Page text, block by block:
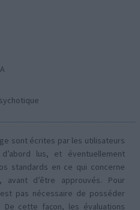
sont écrites par les utilisateurs
lus, et éventuellement
standards en ce qui concerne
avant d’être approuvés. Pour
pas nécessaire de posséder
De cette façon, les évaluations